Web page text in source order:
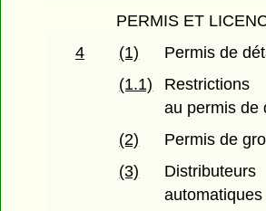
PERMIS ET
4
(1)
Permis de
(1.1)
Restrictions
au permis de
(2)
Permis de
(3)
Distributeurs
automatiques